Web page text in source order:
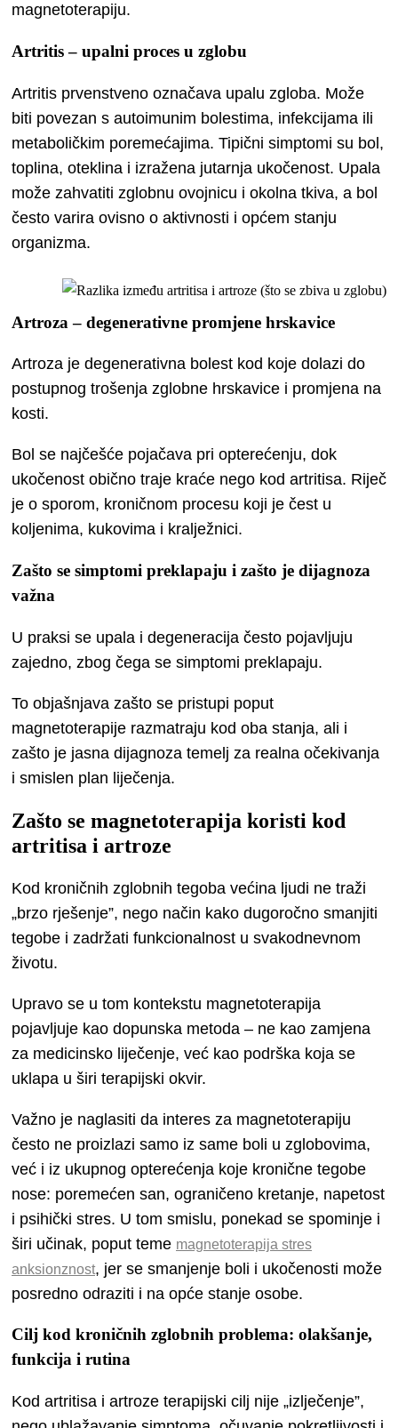
magnetoterapiju.
Artritis – upalni proces u zglobu
Artritis prvenstveno označava upalu zgloba. Može
biti povezan s autoimunim bolestima, infekcijama ili
metaboličkim poremećajima. Tipični simptomi su bol,
toplina, oteklina i izražena jutarnja ukočenost. Upala
može zahvatiti zglobnu ovojnicu i okolna tkiva, a bol
često varira ovisno o aktivnosti i općem stanju
organizma.
Artroza – degenerativne promjene hrskavice
Artroza je degenerativna bolest kod koje dolazi do
postupnog trošenja zglobne hrskavice i promjena na
kosti.
Bol se najčešće pojačava pri opterećenju, dok
ukočenost obično traje kraće nego kod artritisa. Riječ
je o sporom, kroničnom procesu koji je čest u
koljenima, kukovima i kralježnici.
Zašto se simptomi preklapaju i zašto je dijagnoza
važna
U praksi se upala i degeneracija često pojavljuju
zajedno, zbog čega se simptomi preklapaju.
To objašnjava zašto se pristupi poput
magnetoterapije razmatraju kod oba stanja, ali i
zašto je jasna dijagnoza temelj za realna očekivanja
i smislen plan liječenja.
Zašto se magnetoterapija koristi kod
artritisa i artroze
Kod kroničnih zglobnih tegoba većina ljudi ne traži
„brzo rješenje”, nego način kako dugoročno smanjiti
tegobe i zadržati funkcionalnost u svakodnevnom
životu.
Upravo se u tom kontekstu magnetoterapija
pojavljuje kao dopunska metoda – ne kao zamjena
za medicinsko liječenje, već kao podrška koja se
uklapa u širi terapijski okvir.
Važno je naglasiti da interes za magnetoterapiju
često ne proizlazi samo iz same boli u zglobovima,
već i iz ukupnog opterećenja koje kronične tegobe
nose: poremećen san, ograničeno kretanje, napetost
i psihički stres. U tom smislu, ponekad se spominje i
širi učinak, poput teme magnetoterapija stres
anksionznost, jer se smanjenje boli i ukočenosti može
posredno odraziti i na opće stanje osobe.
Cilj kod kroničnih zglobnih problema: olakšanje,
funkcija i rutina
Kod artritisa i artroze terapijski cilj nije „izlječenje”,